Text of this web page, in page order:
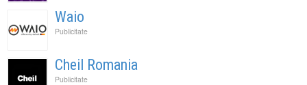
Waio
Publicitate
Cheil Romania
Publicitate